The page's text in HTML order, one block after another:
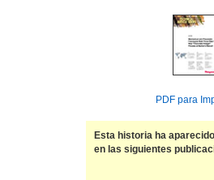
PDF para
Esta historia ha aparecido
en las siguientes